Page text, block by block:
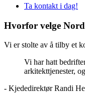
Ta kontakt i dag!
Hvorfor velge
Vi er stolte av å tilby et
Vi har hatt
arkitekttjenester,
- Kjededirektør Randi